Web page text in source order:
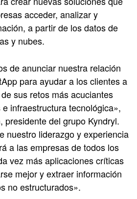
acceder, analizar y
a partir de los datos de
y nubes.
de anunciar nuestra relación
para ayudar a los clientes a
sus retos más acuciantes
infraestructura tecnológica»,
presidente del grupo Kyndryl.
nuestro liderazgo y experiencia
a las empresas de todos los
vez más aplicaciones críticas
mejor y extraer información
no estructurados».